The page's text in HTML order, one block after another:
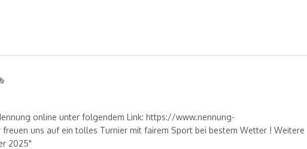
online unter folgendem Link: https://www.nennung-
uns auf ein tolles Turnier mit fairem Sport bei bestem Wetter ! Weitere
2025"